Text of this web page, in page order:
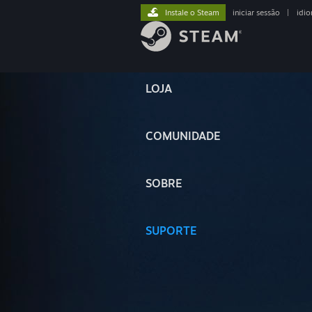
LOJA
COMUNIDADE
SOBRE
SUPORTE
Instale o Steam iniciar sessão